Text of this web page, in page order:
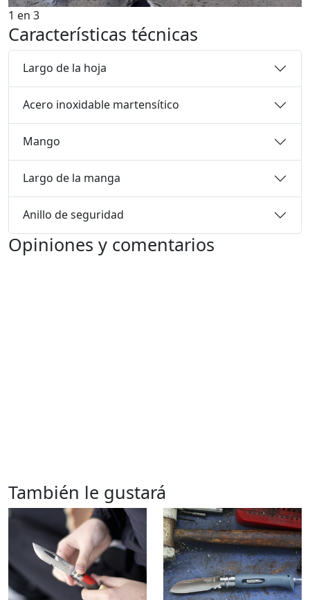
1 en 3
Características técnicas
Largo de la hoja
Acero inoxidable martensítico
Mango
Largo de la manga
Anillo de seguridad
Opiniones y comentarios
También le gustará